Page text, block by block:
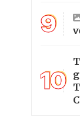
9
10